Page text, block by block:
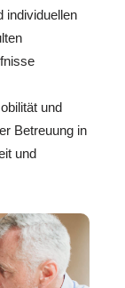
individuellen
und
Betreuung in
und